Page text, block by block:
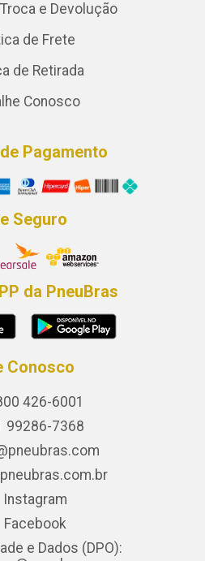
e Devolução
de Frete
de Retirada
Conosco
Pagamento
Seguro
da PneuBras
Conosco
426-6001
99286-7368
Instagram
Facebook
e Dados (DPO):